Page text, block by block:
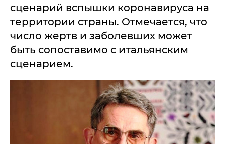
сценарий вспышки коронавируса на
территории страны. Отмечается, что
число жертв и заболевших может
быть сопоставимо с итальянским
сценарием.